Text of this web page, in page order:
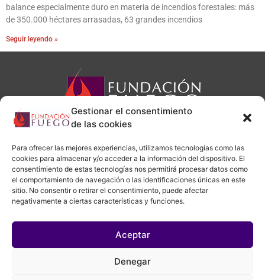
Gestionar el consentimiento
de las cookies
Para ofrecer las mejores experiencias, utilizamos tecnologías como las
cookies para almacenar y/o acceder a la información del dispositivo. El
consentimiento de estas tecnologías nos permitirá procesar datos como
el comportamiento de navegación o las identificaciones únicas en este
sitio. No consentir o retirar el consentimiento, puede afectar
negativamente a ciertas características y funciones.
Aceptar
Denegar
balance especialmente duro en materia de incendios forestales: más
de 350.000 héctares arrasadas, 63 grandes incendios
Seguir leyendo »
administracion@fundacionfuego.org
Aviso legal |Política de privacidad|Política de cookies